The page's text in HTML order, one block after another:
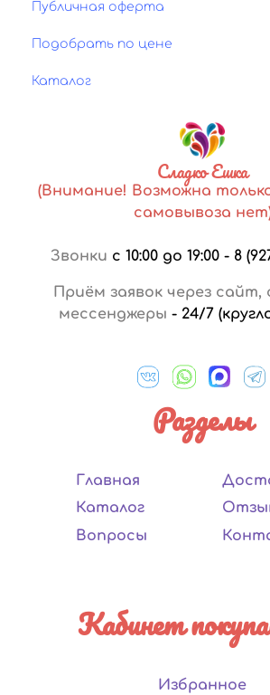
Публичная оферта
Подобрать по цене
Каталог
Сладко Ешка
(Внимание! Возможна
самовывоза
Звонки с 10:00 до 19:00 - 8
Приём заявок через сайт,
мессенджеры - 24/7
Разделы
Главная
Каталог
Вопросы
Кабинет
Избранное